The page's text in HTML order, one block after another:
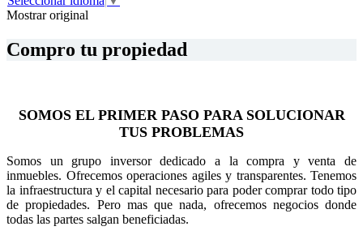
Mostrar original
Compro tu propiedad
SOMOS EL PRIMER PASO PARA SOLUCIONAR
TUS PROBLEMAS
Somos un grupo inversor dedicado a la compra y venta de
inmuebles. Ofrecemos operaciones agiles y transparentes. Tenemos
la infraestructura y el capital necesario para poder comprar todo tipo
de propiedades. Pero mas que nada, ofrecemos negocios donde
todas las partes salgan beneficiadas.